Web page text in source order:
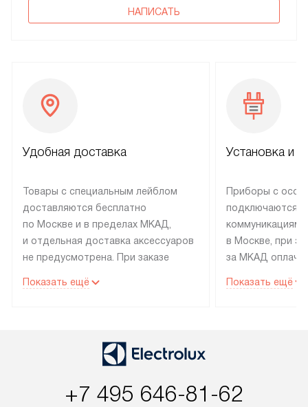
НАПИСАТЬ
Удобная доставка
Товары с специальным лейблом
доставляются бесплатно
по Москве и в пределах МКАД,
и отдельная доставка аксессуаров
не предусмотрена. При заказе
рекомендуем обсудить
со статусом «В наличии» могут
быть отправлены покупателю
интересен товар «Под заказ»,
Показать ещё
Установка и
Приборы с
подключаются к
коммуникациям
в Москве, при
за МКАД
партнера
по монтажу
Показать ещё
+7 495 646-81-62